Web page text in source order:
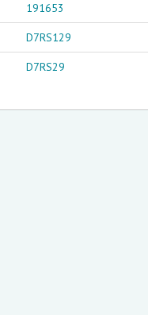
191653
D7RS129
D7RS29